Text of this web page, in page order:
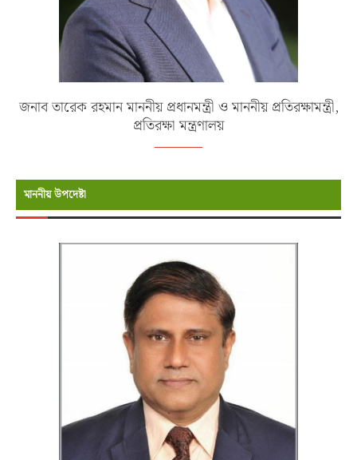
জনাব তারেক রহমান মাননীয় প্রধানমন্ত্রী ও মাননীয় প্রতিরক্ষামন্ত্রী,
প্রতিরক্ষা মন্ত্রণালয়
মাননীয় উপদেষ্টা